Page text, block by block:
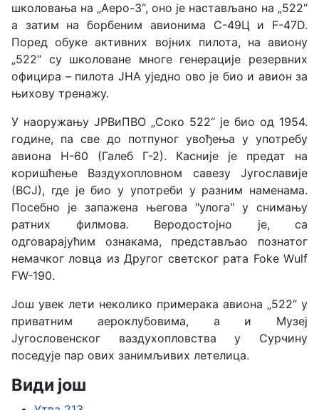
школовања на „Аеро-3“, оно је настављано на „522“
а затим на борбеним авионима С-49Ц и F-47D.
Поред обуке активних војних пилота, на авиону
„522“ су школоване многе генерације резервних
официра – пилота ЈНА уједно ово је био и авион за
њихову тренажу.
У наоружању ЈРВиПВО „Соко 522“ је био од 1954.
године, па све до потпуног увођења у употребу
авиона Н-60 (Галеб Г-2). Касније је предат на
коришћење Ваздухопловном савезу Југославије
(ВСЈ), где је био у употреби у разним наменама.
Посебно је запажена његова "улога" у снимању
ратних филмова. Веродостојно је, са
одговарајућим ознакама, представљао познатог
немачког ловца из Другог светског рата Foke Wulf
FW-190.
Још увек лети неколико примерака авиона „522“ у
приватним аероклубовима, а и Музеј
Југословенског ваздухопловства у Сурчину
поседује пар ових занимљивих летелица.
Види још